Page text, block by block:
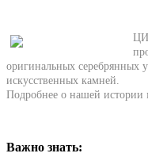
оригинальных серебрянных
искусственных камней.
Подробнее о нашей истории
Важно знать: